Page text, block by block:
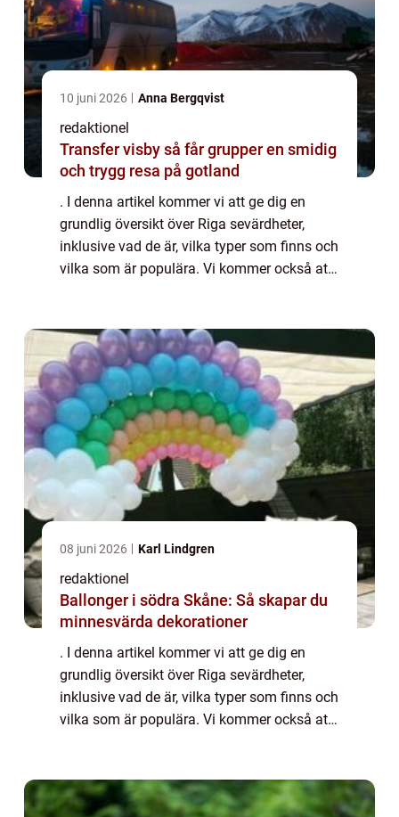
10 juni 2026 Anna Bergqvist
redaktionel
Transfer visby så får grupper en smidig
och trygg resa på gotland
. I denna artikel kommer vi att ge dig en
grundlig översikt över Riga sevärdheter,
inklusive vad de är, vilka typer som finns och
vilka som är populära. Vi kommer också att
08 juni 2026 Karl Lindgren
redaktionel
Ballonger i södra Skåne: Så skapar du
minnesvärda dekorationer
. I denna artikel kommer vi att ge dig en
grundlig översikt över Riga sevärdheter,
inklusive vad de är, vilka typer som finns och
vilka som är populära. Vi kommer också att